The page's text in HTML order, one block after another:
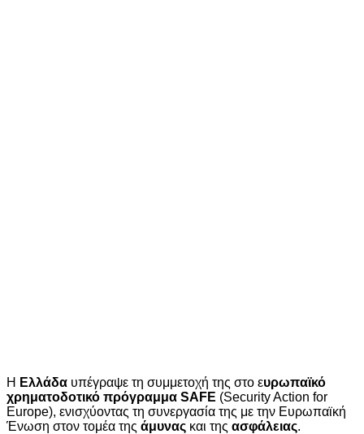
Η Ελλάδα υπέγραψε τη συμμετοχή της στο ευρωπαϊκό
χρηματοδοτικό πρόγραμμα SAFE (Security Action for
Europe), ενισχύοντας τη συνεργασία της με την Ευρωπαϊκή
Ένωση στον τομέα της άμυνας και της ασφάλειας.